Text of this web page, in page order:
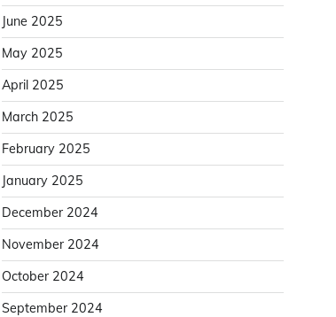
June 2025
May 2025
April 2025
March 2025
February 2025
January 2025
December 2024
November 2024
October 2024
September 2024